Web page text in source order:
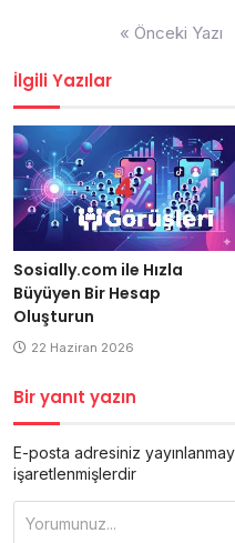
« Önceki Yazı
İlgili Yazılar
Sosially.com ile Hızla
Büyüyen Bir Hesap
Oluşturun
22 Haziran 2026
Bir yanıt yazın
E-posta adresiniz
işaretlenmişlerdir